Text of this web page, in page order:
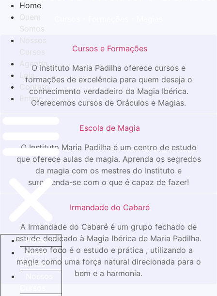
Home
Quem
Somos
Nossos
Cursos
Agenda
Loja
Contato
Entrar
Home
Quem
Somos
Cursos e Formações
O Instituto Maria Padilha oferece cursos e
formações de excelência para quem deseja o
conhecimento verdadeiro da Magia Ibérica.
Oferecemos cursos de Oráculos e Magias.
Escola de Magia
O Instituto Maria Padilha é um centro de estudo
que oferece aulas de magia. Aprenda os segredos
da magia com os mestres do Instituto e
surpreenda-se com o que é capaz de fazer!
Irmandade do Cabaré
A Irmandade do Cabaré é um grupo fechado de
estudo dedicado à Magia Ibérica de Maria Padilha.
Nosso foco é o estudo e prática , utilizando a
magia como uma força natural direcionada para o
bem e a harmonia.